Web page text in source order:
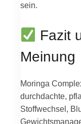
sein.
Fazit
Meinung
Moringa
durchdachte,
Stoffwechsel,